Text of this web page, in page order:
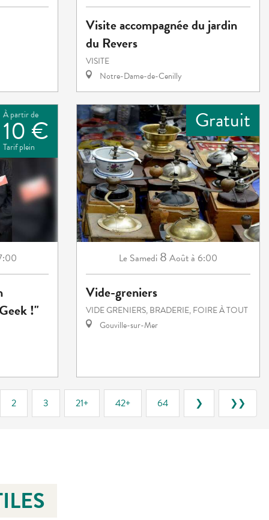
Visite accompagnée du jardin
du Revers
VISITE
Notre-Dame-de-Cenilly
À partir de
10 €
Tarif plein
!"
Gratuit
Le Samedi 8 Aoûtà 6:00
Vide-greniers
VIDE GRENIERS, BRADERIE, FOIRE À TOUT
Gouville-sur-Mer
2 3 21+ 42+ 64 ❯ ❯❯